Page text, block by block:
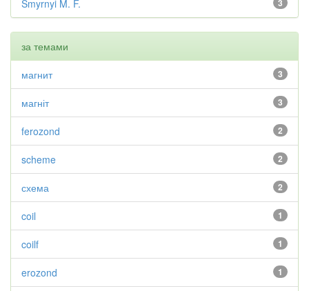
3
Smyrnyi M. F.
за темами
3
магнит
3
магніт
2
ferozond
2
scheme
2
схема
1
coil
1
coilf
1
erozond